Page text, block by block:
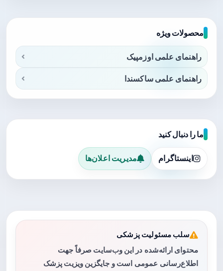
محصولات ویژه
راهنمای علمی اوزمپیک
راهنمای علمی ساکسندا
ما را دنبال کنید
اینستاگرام مدیریت اعلان‌ها
سلب مسئولیت پزشکی
محتوای ارائه‌شده در این وب‌سایت صرفاً جهت
اطلاع‌رسانی عمومی است و جایگزین ویزیت پزشک